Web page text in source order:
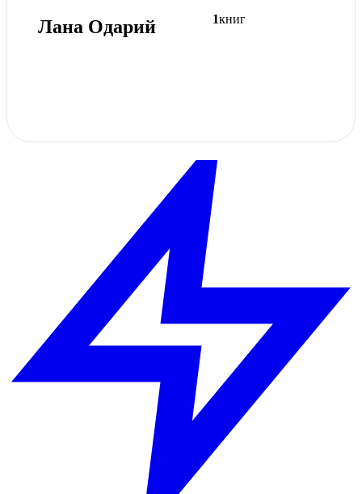
Лана Одарий 1книг